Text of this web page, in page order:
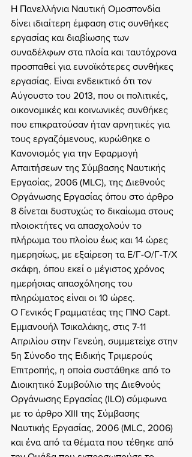
Η Πανελλήνια Ναυτική Ομοσπονδία
δίνει ιδιαίτερη έμφαση στις συνθήκες
εργασίας και διαβίωσης των
συναδέλφων στα πλοία και ταυτόχρονα
προσπαθεί για ευνοϊκότερες συνθήκες
εργασίας. Είναι ενδεικτικό ότι τον
Αύγουστο του 2013, που οι πολιτικές,
οικονομικές και κοινωνικές συνθήκες
που επικρατούσαν ήταν αρνητικές για
τους εργαζόμενους, κυρώθηκε ο
Κανονισμός για την Εφαρμογή
Απαιτήσεων της Σύμβασης Ναυτικής
Εργασίας, 2006 (MLC), της Διεθνούς
Οργάνωσης Εργασίας όπου στο άρθρο
8 δίνεται δυστυχώς το δικαίωμα στους
πλοιοκτήτες να απασχολούν το
πλήρωμα του πλοίου έως και 14 ώρες
ημερησίως, με εξαίρεση τα Ε/Γ-Ο/Γ-Τ/Χ
σκάφη, όπου εκεί ο μέγιστος χρόνος
ημερήσιας απασχόλησης του
πληρώματος είναι οι 10 ώρες.
Ο Γενικός Γραμματέας της ΠΝΟ Capt.
Εμμανουήλ Τσικαλάκης, στις 7-11
Απριλίου στην Γενεύη, συμμετείχε στην
5η Σύνοδο της Ειδικής Τριμερούς
Επιτροπής, η οποία συστάθηκε από το
Διοικητικό Συμβούλιο της Διεθνούς
Οργάνωσης Εργασίας (ILO) σύμφωνα
με το άρθρο XIII της Σύμβασης
Ναυτικής Εργασίας, 2006 (MLC, 2006)
και ένα από τα θέματα που τέθηκε από